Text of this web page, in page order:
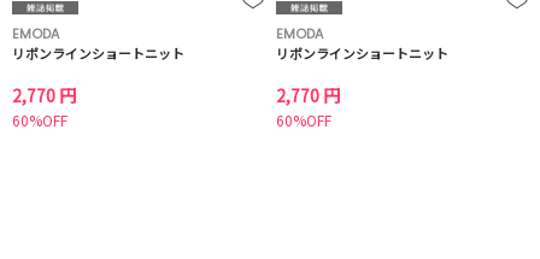
EMODA
リボンラインショートニット
2,770 円
60%OFF
EMODA
リボンラインショートニット
2,770 円
60%OFF